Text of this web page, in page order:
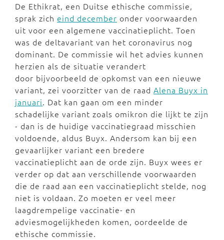
De Ethikrat, een Duitse ethische commissie,
sprak zich eind december onder voorwaarden
uit voor een algemene vaccinatieplicht. Toen
was de deltavariant van het coronavirus nog
dominant. De commissie wil het advies kunnen
herzien als de situatie verandert
door bijvoorbeeld de opkomst van een nieuwe
variant, zei voorzitter van de raad Alena Buyx in
januari. Dat kan gaan om een minder
schadelijke variant zoals omikron die lijkt te zijn
- dan is de huidige vaccinatiegraad misschien
voldoende, aldus Buyx. Andersom kan bij een
gevaarlijker variant een bredere
vaccinatieplicht aan de orde zijn. Buyx wees er
verder op dat aan verschillende voorwaarden
die de raad aan een vaccinatieplicht stelde, nog
niet is voldaan. Zo moeten er veel meer
laagdrempelige vaccinatie- en
adviesmogelijkheden komen, oordeelde de
ethische commissie.